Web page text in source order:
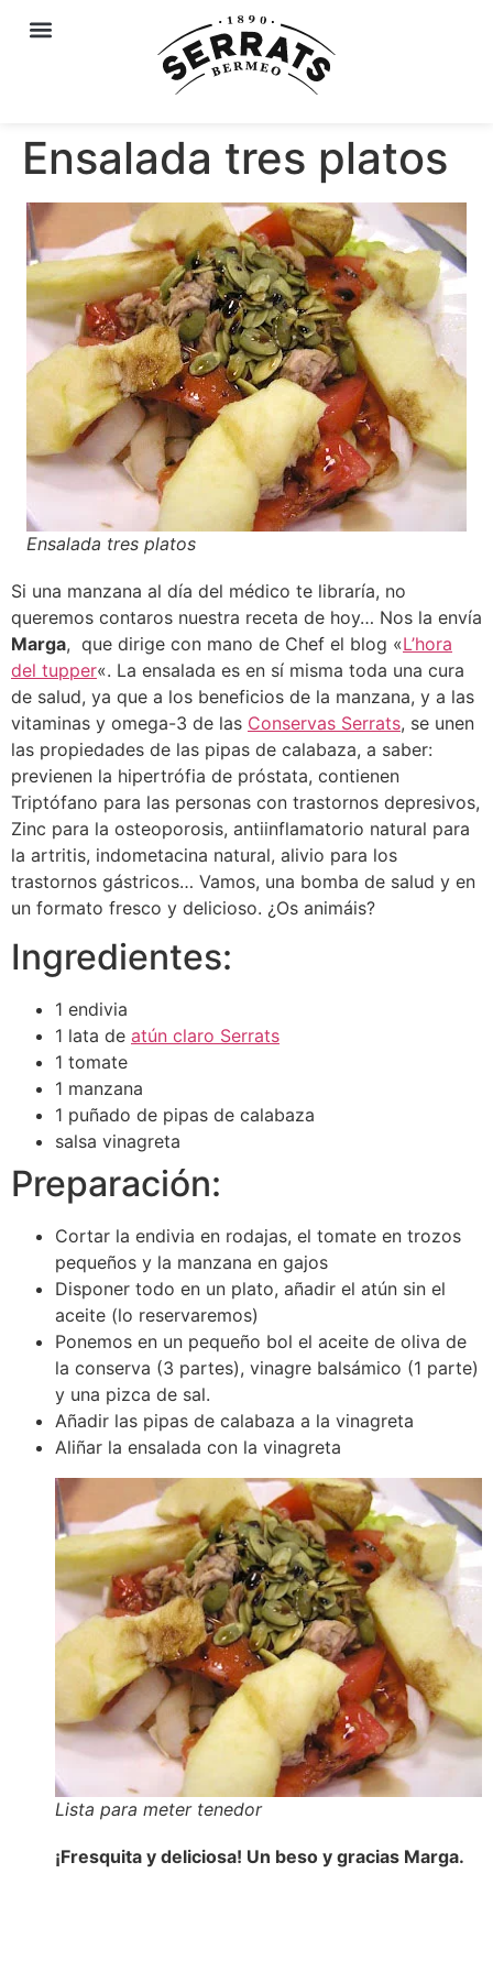
Ensalada tres platos
Ensalada tres platos
Si una manzana al día del médico te libraría, no
queremos contaros nuestra receta de hoy… Nos la envía
Marga, que dirige con mano de Chef el blog «L’hora
del tupper«. La ensalada es en sí misma toda una cura
de salud, ya que a los beneficios de la manzana, y a las
vitaminas y omega-3 de las Conservas Serrats, se unen
las propiedades de las pipas de calabaza, a saber:
previenen la hipertrófia de próstata, contienen
Triptófano para las personas con trastornos depresivos,
Zinc para la osteoporosis, antiinflamatorio natural para
la artritis, indometacina natural, alivio para los
trastornos gástricos… Vamos, una bomba de salud y en
un formato fresco y delicioso. ¿Os animáis?
Ingredientes:
1 endivia
1 lata de atún claro Serrats
1 tomate
1 manzana
1 puñado de pipas de calabaza
salsa vinagreta
Preparación:
Cortar la endivia en rodajas, el tomate en trozos
pequeños y la manzana en gajos
Disponer todo en un plato, añadir el atún sin el
aceite (lo reservaremos)
Ponemos en un pequeño bol el aceite de oliva de
la conserva (3 partes), vinagre balsámico (1 parte)
y una pizca de sal.
Añadir las pipas de calabaza a la vinagreta
Aliñar la ensalada con la vinagreta
Lista para meter tenedor
¡Fresquita y deliciosa! Un beso y gracias Marga.